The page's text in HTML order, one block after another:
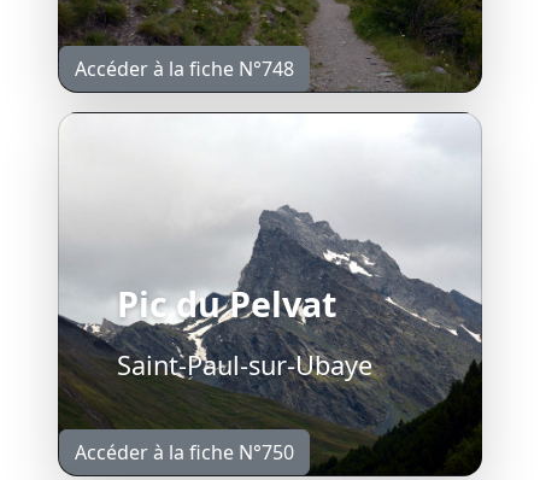
Accéder à la fiche N°748
Pic du Pelvat
Saint-Paul-sur-Ubaye
Accéder à la fiche N°750